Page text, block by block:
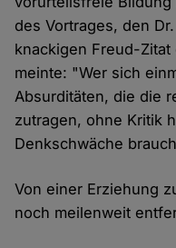
des Vortrages, den
knackigen Freud-
meinte: "Wer sich
Absurditäten, die die
zutragen, ohne Kritik
Denkschwäche
Von einer Erziehung
noch meilenweit